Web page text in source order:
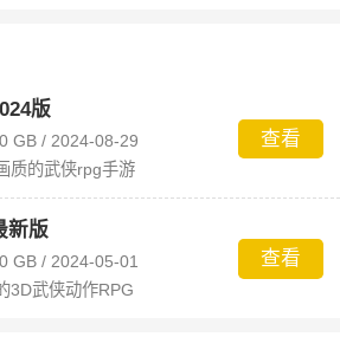
版
GB / 2024-08-29
质的武侠rpg手游
查看
新版
GB / 2024-05-01
3D武侠动作RPG
查看